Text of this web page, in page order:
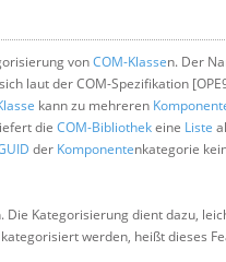
vonCOM-Klassen. Der
laut der COM-Spezifikation
kann zu mehreren
die COM-Bibliothekeine Liste
der Komponentenkategorie
Die Kategorisierung dient dazu,
werden, heißt dieses